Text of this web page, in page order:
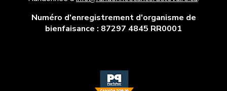
Numéro d'enregistrement d'organisme de
bienfaisance : 87297 4845 RR0001